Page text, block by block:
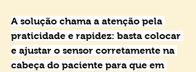
A solução chama a atenção pela
praticidade e rapidez: basta colocar
e ajustar o sensor corretamente na
cabeça do paciente para que em